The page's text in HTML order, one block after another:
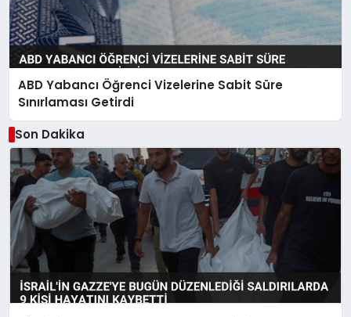
ABD Yabancı Öğrenci Vizelerine Sabit Süre
Sınırlaması Getirdi
Son Dakika